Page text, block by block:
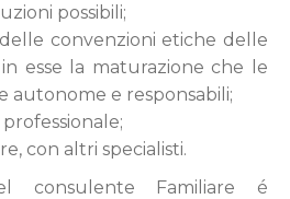
possibili;
convenzioni etiche delle
esse la maturazione che le
autonome e responsabili;
con altri specialisti.
consulente Familiare é